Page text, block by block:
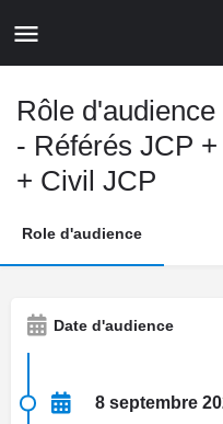
Rôle
- Référés JCP
+ Civil JCP
Role d'audience
Date d'audience
8 septembre